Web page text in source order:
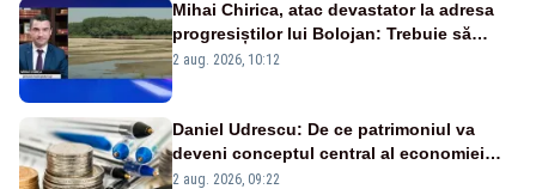
Mihai Chirica, atac devastator la adresa
progresiștilor lui Bolojan: Trebuie să
protejăm și natura, dar nu șținem omaneii
2 aug. 2026, 10:12
Daniel Udrescu: De ce patrimoniul va
deveni conceptul central al economiei
viitoare?
2 aug. 2026, 09:22